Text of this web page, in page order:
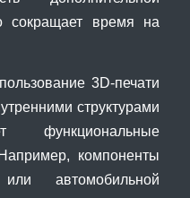
сокращает время на
3D-печати
структурами
функциональные
компоненты
автомобильной